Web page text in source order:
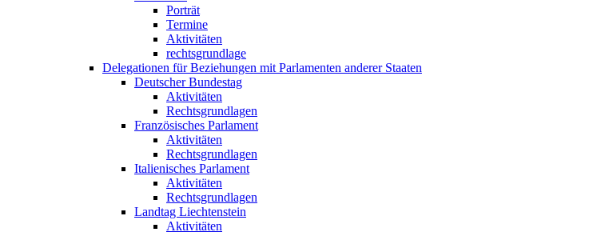
Porträt
Termine
Aktivitäten
rechtsgrundlage
Delegationen für Beziehungen mit Parlamenten anderer Staaten
Deutscher Bundestag
Aktivitäten
Rechtsgrundlagen
Französisches Parlament
Aktivitäten
Rechtsgrundlagen
Italienisches Parlament
Aktivitäten
Rechtsgrundlagen
Landtag Liechtenstein
Aktivitäten